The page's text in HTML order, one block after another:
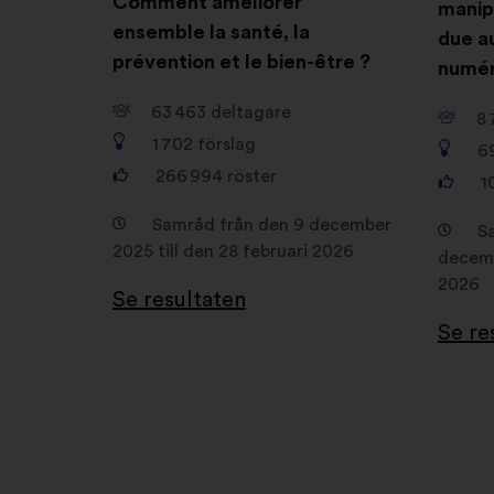
ensemble la santé, la
prévention et le bien-être ?
63 463 deltagare
1 702 förslag
266 994 röster
Samråd från den 9 december
2025 till den 28 februari 2026
Se resultaten
due
8
2026
Se